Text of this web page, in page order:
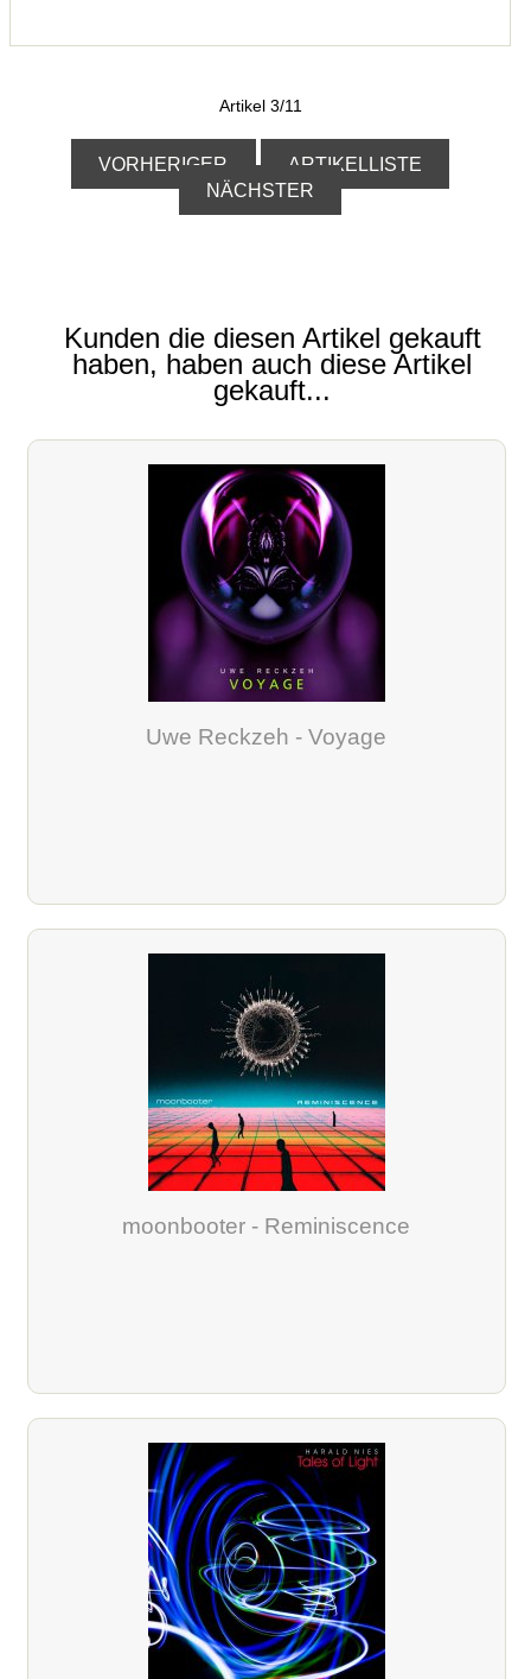
Artikel 3/11
VORHERIGER
ARTIKELLISTE
NÄCHSTER
Kunden die diesen Artikel gekauft
haben, haben auch diese Artikel
gekauft...
Uwe Reckzeh - Voyage
moonbooter - Reminiscence